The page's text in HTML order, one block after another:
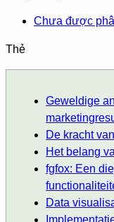
Chưa được
Thẻ
Geweldige
De kracht
Het belang
fgfox: Een
Data